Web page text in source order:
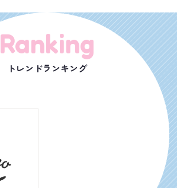
Ranking
トレンドランキング